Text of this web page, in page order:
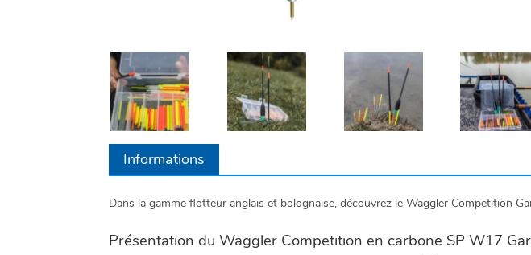
Informations
Dans la gamme flotteur anglais et bolognaise, découvrez le Waggler Competition
Présentation du Waggler Competition en carbone SP W17